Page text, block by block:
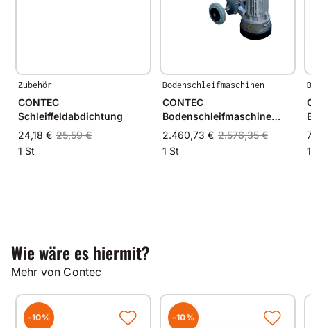
Zubehör
CONTEC
Schleiffeldabdichtung
24,18 € 25,59 €
1 St
Bodenschleifmaschinen
CONTEC
Bodenschleifmaschine
ALPHA
2.460,73 € 2.576,35 €
1 St
Wie wäre es hiermit?
Mehr von Contec
-10% -10%